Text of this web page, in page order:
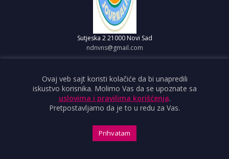
Sutjeska 2 21000 Novi Sad
ndnvns@gmail.com
IMPRESUM
OBJAVI VEST
USLOVI KORIŠĆENJA
Ovaj veb sajt koristi kolačiće da bi unapredili
iskustvo korisnika. Molimo Vas da se upoznate sa
uslovima i pravilima korišćenja.
Pretpostavljamo da je to u redu za Vas.
Prihvatam